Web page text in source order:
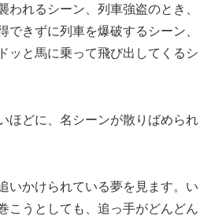
われるシーン、列車強盗のとき、
できずに列車を爆破するシーン、
ッと馬に乗って飛び出してくるシ
ほどに、名シーンが散りばめられ
いかけられている夢を見ます。い
こうとしても、追っ手がどんどん